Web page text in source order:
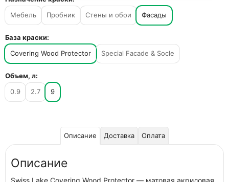
Мебель
Пробник Стены и обои Фасады
База краски:
Covering Wood Protector
Special Facade & Socle
Объем, л:
0.9
2.7 9
Описание Доставка Оплата
Описание
Swiss Lake Covering Wood Protector — матовая акриловая